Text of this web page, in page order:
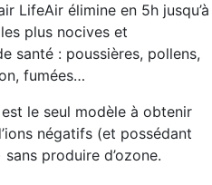
LifeAir élimine en 5h jusqu’à
plus nocives et
santé : poussières, pollens,
fumées…
le seul modèle à obtenir
négatifs (et possédant
produire d’ozone.